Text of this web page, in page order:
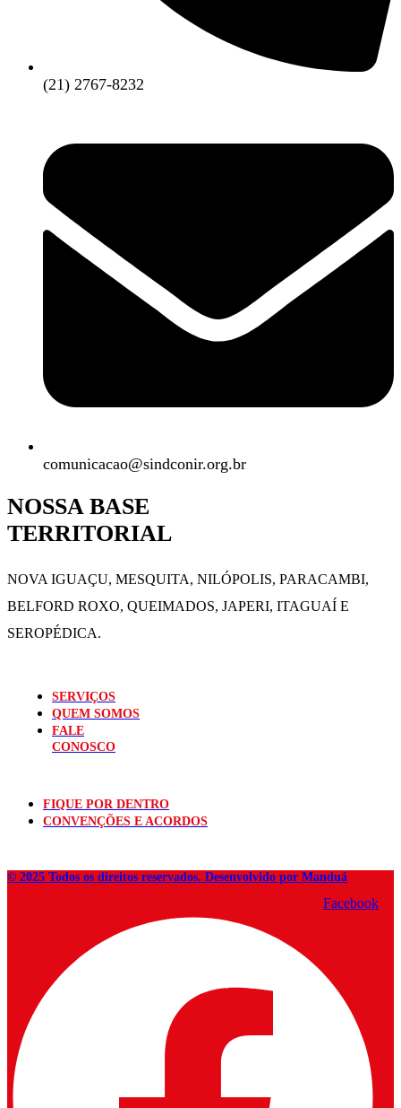
(21) 2767-8232
comunicacao@sindconir.org.br
NOSSA BASE
TERRITORIAL
NOVA IGUAÇU, MESQUITA, NILÓPOLIS, PARACAMBI,
BELFORD ROXO, QUEIMADOS, JAPERI, ITAGUAÍ E
SEROPÉDICA.
SERVIÇOS
QUEM SOMOS
FALE
CONOSCO
FIQUE POR DENTRO
CONVENÇÕES E ACORDOS
© 2025 Todos os direitos reservados. Desenvolvido por Manduá
Facebook